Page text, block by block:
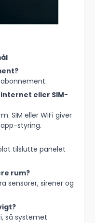
eller SIM-
SIM eller WiFi giver
styring.
tilslutte panelet
rum?
sensorer, sirener og
så systemet